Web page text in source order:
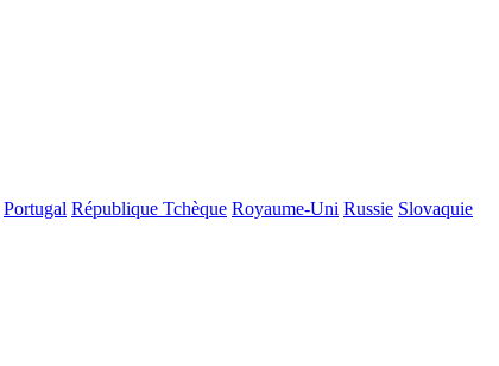
Portugal République Tchèque Royaume-Uni Russie Slovaquie